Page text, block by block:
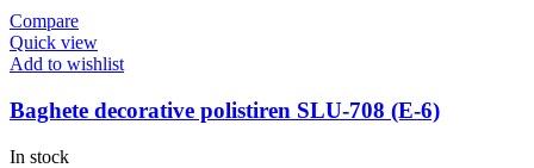
Compare
Quick view
Add to wishlist
Baghete decorative polistiren SLU-708 (E-6)
In stock